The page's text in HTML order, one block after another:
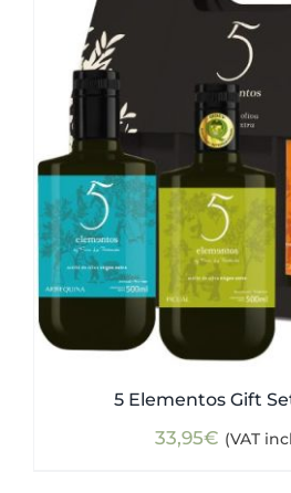
5 Elementos Gift
33,95€ (VAT